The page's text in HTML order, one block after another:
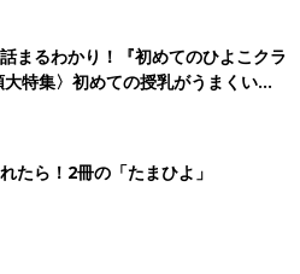
まるわかり！『初めてのひよこクラ
特集〉初めての授乳がうまくい
ルクの基本と夏のトラブル 解決テ
たら！2冊の「たまひよ」